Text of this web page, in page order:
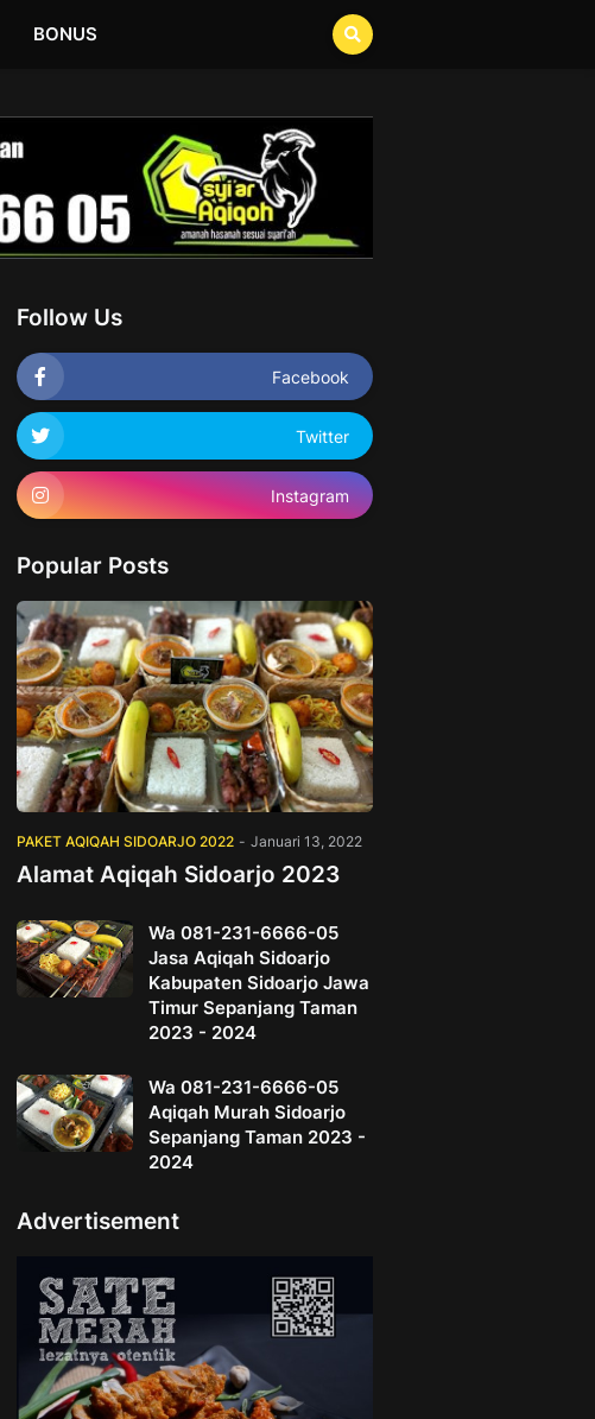
BONUS
Follow Us
Facebook
Twitter
Instagram
Popular Posts
PAKET AQIQAH SIDOARJO 2022 - Januari 13, 2022
Alamat Aqiqah Sidoarjo 2023
Wa 081-231-6666-05
Jasa Aqiqah Sidoarjo
Kabupaten Sidoarjo Jawa
Timur Sepanjang Taman
2023 - 2024
Wa 081-231-6666-05
Aqiqah Murah Sidoarjo
Sepanjang Taman 2023 -
2024
Advertisement